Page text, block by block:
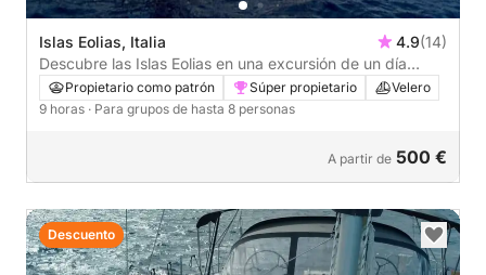
Islas Eolias, Italia 4.9(14)
Descubre las Islas Eolias en una excursión de un día
completo en velero.
Propietario como patrón Súper propietario
Velero
9 horas · Para grupos de hasta 8 personas
A partir de 500 €
Descuento